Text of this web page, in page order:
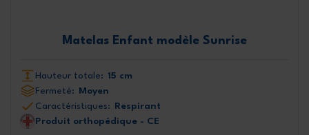
Matelas Enfant modèle Sunrise
Hauteur totale: 15 cm
Fermeté:
Moyen
Caractéristiques:
Respirant
Produit orthopédique - CE